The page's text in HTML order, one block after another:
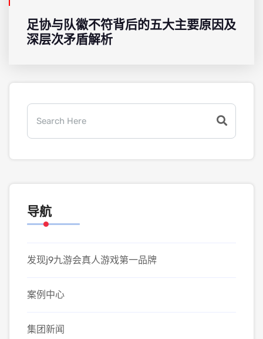
足协与队徽不符背后的五大主要原因及
深层次矛盾解析
导航
发现j9九游会真人游戏第一品牌
案例中心
集团新闻